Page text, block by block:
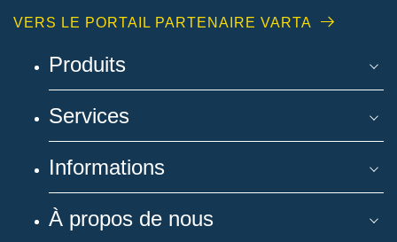
VERS LE PORTAIL PARTENAIRE VARTA
Produits
Services
Informations
À propos de nous